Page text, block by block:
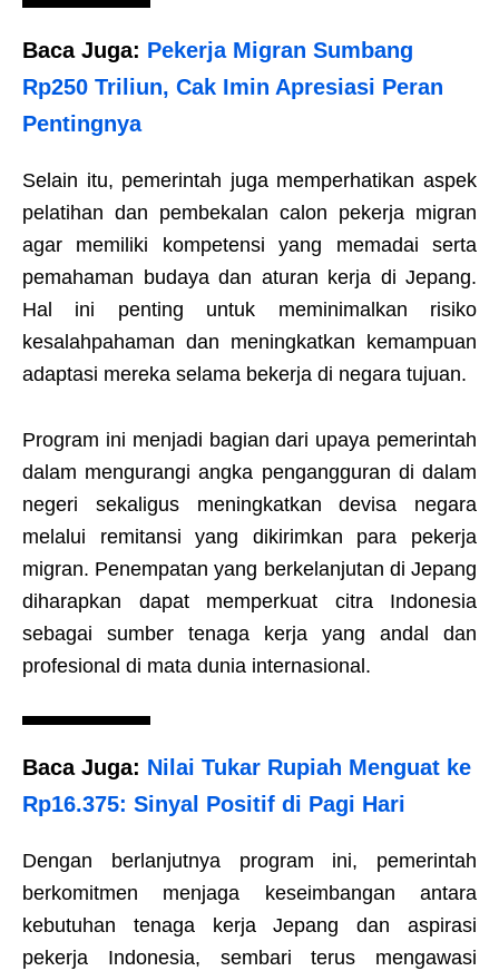
Baca Juga: Pekerja Migran Sumbang
Rp250 Triliun, Cak Imin Apresiasi Peran
Pentingnya
Selain itu, pemerintah juga memperhatikan aspek
pelatihan dan pembekalan calon pekerja migran
agar memiliki kompetensi yang memadai serta
pemahaman budaya dan aturan kerja di Jepang.
Hal ini penting untuk meminimalkan risiko
kesalahpahaman dan meningkatkan kemampuan
adaptasi mereka selama bekerja di negara tujuan.
Program ini menjadi bagian dari upaya pemerintah
dalam mengurangi angka pengangguran di dalam
negeri sekaligus meningkatkan devisa negara
melalui remitansi yang dikirimkan para pekerja
migran. Penempatan yang berkelanjutan di Jepang
diharapkan dapat memperkuat citra Indonesia
sebagai sumber tenaga kerja yang andal dan
profesional di mata dunia internasional.
Baca Juga: Nilai Tukar Rupiah Menguat ke
Rp16.375: Sinyal Positif di Pagi Hari
Dengan berlanjutnya program ini, pemerintah
berkomitmen menjaga keseimbangan antara
kebutuhan tenaga kerja Jepang dan aspirasi
pekerja Indonesia, sembari terus mengawasi